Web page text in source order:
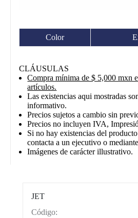
Color
CLÁUSULAS
Compra mínima de $ 5,000 mxn
artículos.
Las existencias aqui mostradas
informativo.
Precios sujetos a cambio sin
Precios no incluyen IVA,
Si no hay existencias del
contacta a un ejecutivo o
Imágenes de carácter illustrativo.
JET
Código: